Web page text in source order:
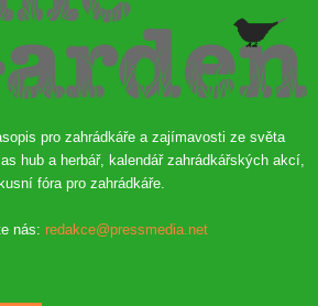
pro zahrádkáře a zajímavosti ze světa
hub a herbář, kalendář zahrádkářských akcí,
fóra pro zahrádkáře.
nás: redakce@pressmedia.net